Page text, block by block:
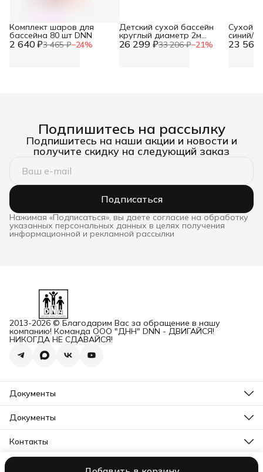
2 640 ₽3 465 ₽−24%
Комплект шаров для
бассейна 80 шт DNN
26 299 ₽33 206 ₽−21%
Детский сухой бассейн
круглый диаметр 2м
высота 36см DNN 23 560
Сухой
синий/
Подпишитесь на рассылку
Подпишитесь на наши акции и новости и
получите скидку на следующий заказ
Подписаться
Нажимая «Подписаться», вы даете согласие на обработку
указанных персональных данных в целях получения
информационной и рекламной рассылки
2013-2026 © Благодарим Вас за обращение в нашу
компанию! Команда ООО "ДНН" DNN - ДВИГАЙСЯ!
НИКОГДА НЕ СДАВАЙСЯ!
Документы
Карточка ООО ДННСПОРТ
Карточка ООО ДНН
Документы
Свидетельство на товарный знак
Отказное письмо DNN
Заявление на возврат товара физ лицо
Контакты
Адрес